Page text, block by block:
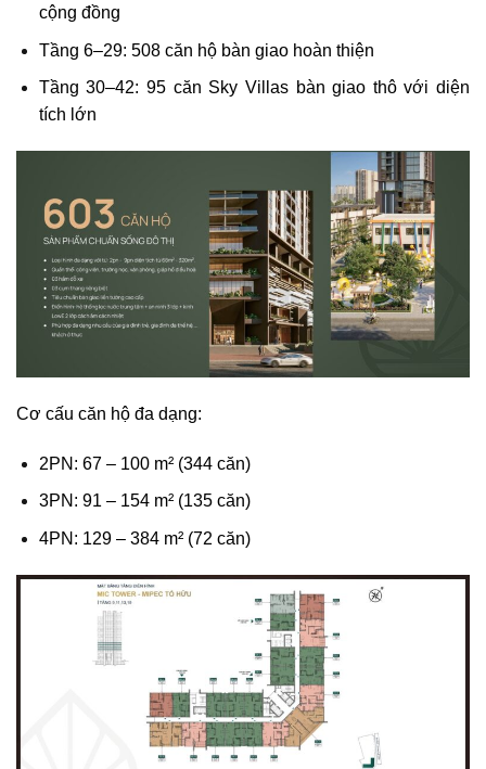
cộng đồng
Tầng 6–29: 508 căn hộ bàn giao hoàn thiện
Tầng 30–42: 95 căn Sky Villas bàn giao thô với diện
tích lớn
Cơ cấu căn hộ đa dạng:
2PN: 67 – 100 m² (344 căn)
3PN: 91 – 154 m² (135 căn)
4PN: 129 – 384 m² (72 căn)